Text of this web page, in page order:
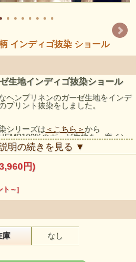
インディゴ抜染 ショール
生地インディゴ抜染ショール
ヘンプリネンのガーゼ生地をインデ
プリント抜染をしました。
シリーズは ＜こちら＞から
のガーゼ生地を一度イン
しており、薄くてデリケートなの
く手洗い、もしくはネットに入れて
明の続きを見る ▼
円)
ト～]
庫 なし